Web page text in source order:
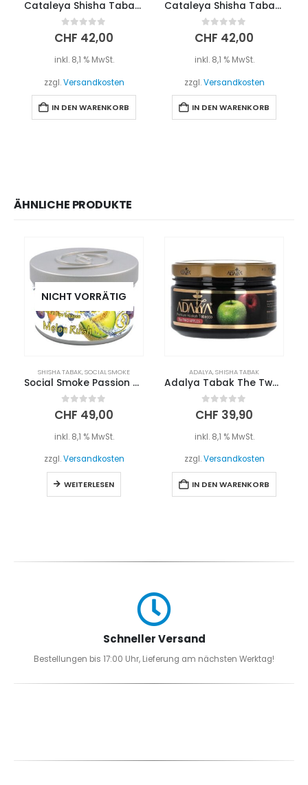
Cataleya Shisha Tabak 200g – HURACAN
0 out of 5
CHF 42,00
inkl. 8,1 % MwSt.
zzgl.Versandkosten
IN DEN WARENKORB
Cataleya Shisha Tabak 200g – Wieder Lila
0 out of 5
CHF 42,00
inkl. 8,1 % MwSt.
zzgl.Versandkosten
IN DEN WARENKORB
ÄHNLICHE PRODUKTE
NICHT VORRÄTIG
SHISHA TABAK,SOCIAL SMOKE
Social Smoke Passion Melon Rush 250g
0 out of 5
CHF 49,00
inkl. 8,1 % MwSt.
zzgl.Versandkosten
WEITERLESEN
ADALYA,SHISHA TABAK
Adalya Tabak The Two Apples 200g
0out of 5
CHF 39,90
inkl. 8,1 % MwSt.
zzgl.Versandkosten
IN DEN WARENKORB
Schneller Versand
Bestellungen bis 17:00 Uhr, Lieferung am nächsten Werktag!